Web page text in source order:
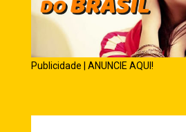
Publicidade | ANUNCIE AQUI!